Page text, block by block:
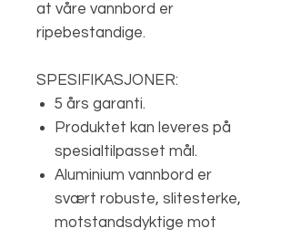
at våre vannbord er
ripebestandige.
SPESIFIKASJONER:
5 års garanti.
Produktet kan leveres på
spesialtilpasset mål.
Aluminium vannbord er
svært robuste, slitesterke,
motstandsdyktige mot